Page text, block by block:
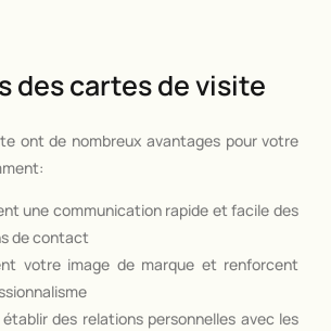
des cartes de visite
ont de nombreux avantages pour votre
une communication rapide et facile des
de contact
votre image de marque et renforcent
des relations personnelles avec les